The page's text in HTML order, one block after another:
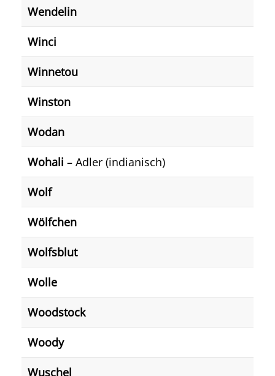
Wendelin
Winci
Winnetou
Winston
Wodan
Wohali – Adler (indianisch)
Wolf
Wölfchen
Wolfsblut
Wolle
Woodstock
Woody
Wuschel